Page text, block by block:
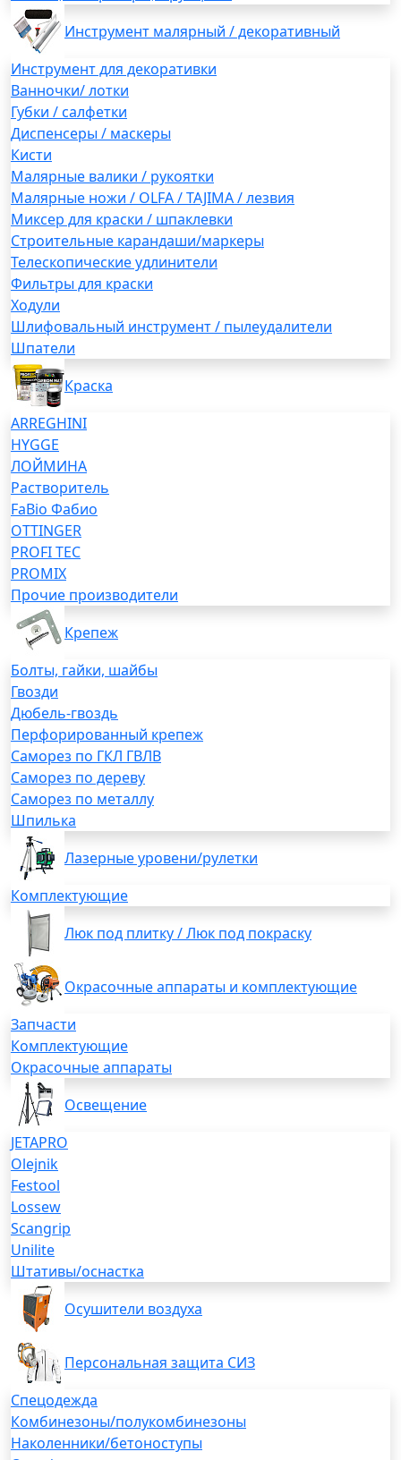
Инструмент малярный / декоративный
Инструмент для декоративки
Ванночки/ лотки
Губки / салфетки
Диспенсеры / маскеры
Кисти
Малярные валики / рукоятки
Малярные ножи / OLFA / TAJIMA / лезвия
Миксер для краски / шпаклевки
Строительные карандаши/маркеры
Телескопические удлинители
Фильтры для краски
Ходули
Шлифовальный инструмент / пылеудалители
Шпатели
Краска
ARREGHINI
HYGGE
ЛОЙМИНА
Растворитель
FaBio Фабио
OTTINGER
PROFI TEC
PROMIX
Прочие производители
Крепеж
Болты, гайки, шайбы
Гвозди
Дюбель-гвоздь
Перфорированный крепеж
Саморез по ГКЛ ГВЛВ
Саморез по дереву
Саморез по металлу
Шпилька
Лазерные уровени/рулетки
Комплектующие
Люк под плитку / Люк под покраску
Окрасочные аппараты и комплектующие
Запчасти
Комплектующие
Окрасочные аппараты
Освещение
JETAPRO
Olejnik
Festool
Lossew
Scangrip
Unilite
Штативы/оснастка
Осушители воздуха
Персональная защита СИЗ
Спецодежда
Комбинезоны/полукомбинезоны
Наколенники/бетоноступы